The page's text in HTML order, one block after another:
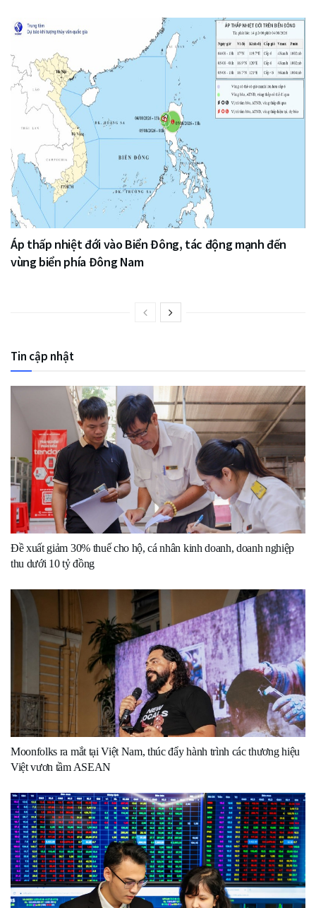
Áp thấp nhiệt đới vào Biển Đông, tác động mạnh đến
vùng biển phía Đông Nam
Tin cập nhật
Đề xuất giảm 30% thuế cho hộ, cá nhân kinh doanh, doanh nghiệp
thu dưới 10 tỷ đồng
Moonfolks ra mắt tại Việt Nam, thúc đẩy hành trình các thương hiệu
Việt vươn tầm ASEAN